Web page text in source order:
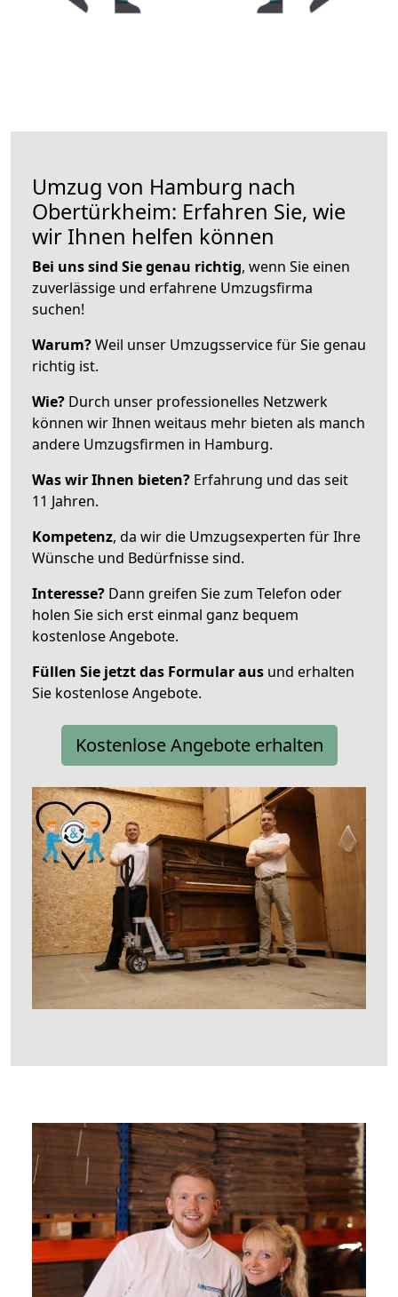
Umzug von Hamburg nach
Obertürkheim: Erfahren Sie, wie
wir Ihnen helfen können
Bei uns sind Sie genau richtig, wenn Sie einen
zuverlässige und erfahrene Umzugsfirma
suchen!
Warum?Weil unser Umzugsservice für Sie genau
richtig ist.
Wie? Durch unser professionelles Netzwerk
können wir Ihnen weitaus mehr bieten als manch
andere Umzugsfirmen in Hamburg.
Was wir Ihnen bieten? Erfahrung und das seit
11 Jahren.
Kompetenz, da wir die Umzugsexperten für Ihre
Wünsche und Bedürfnisse sind.
Interesse? Dann greifen Sie zum Telefon oder
holen Sie sich erst einmal ganz bequem
kostenlose Angebote.
Füllen Sie jetzt das Formular aus und erhalten
Sie kostenlose Angebote.
Kostenlose Angebote erhalten